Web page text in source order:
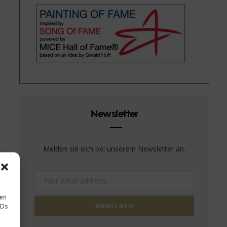
Newsletter
Melden sie sich bei unserem Newsletter an.